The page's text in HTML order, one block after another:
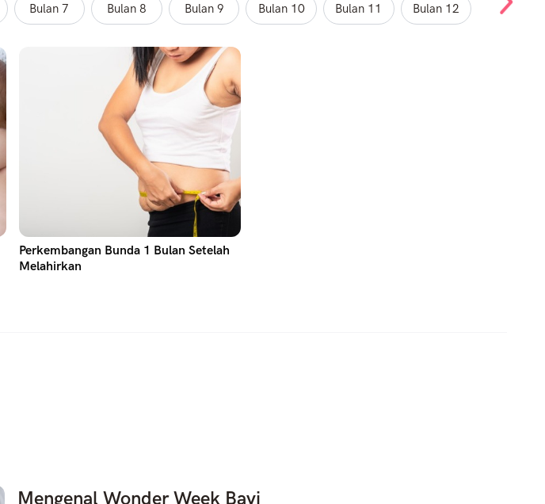
Bulan 7 Bulan 8 Bulan 9 Bulan 10 Bulan 11 Bulan 12
Perkembangan Bunda 1 Bulan Setelah
Melahirkan
Mengenal Wonder Week Bayi